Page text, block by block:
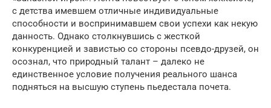
с детства имевшем отличные индивидуальные
способности и воспринимавшем свои успехи как некую
данность. Однако столкнувшись с жесткой
конкуренцией и завистью со стороны псевдо-друзей, он
осознал, что природный талант – далеко не
единственное условие получения реального шанса
подняться на высшую ступень пьедестала почета.